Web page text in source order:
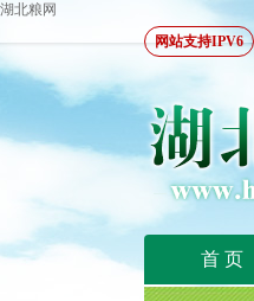
湖北粮网
网站支持IPV6
首 页